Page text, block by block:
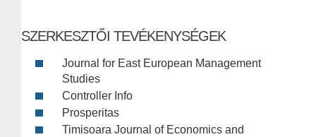
SZERKESZTŐI TEVÉKENYSÉGEK
Journal for East European Management
Studies
Controller Info
Prosperitas
Timisoara Journal of Economics and